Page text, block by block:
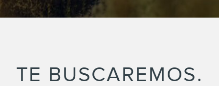
TE BUSCAREMOS.